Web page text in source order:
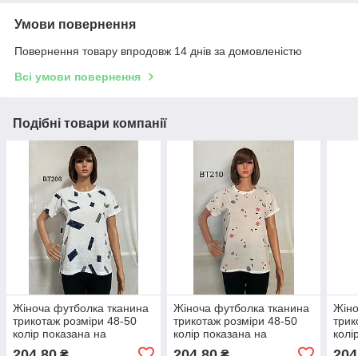
Умови повернення
Повернення товару впродовж 14 днів за домовленістю
Всі умови повернення
Подібні товари компанії
Жіноча футболка тканина
трикотаж розміри 48-50
колір показана на
зображенні в пачці 10 шт.
Жіноча футболка тканина
трикотаж розміри 48-50
колір показана на
зображенні в пачці 10 шт.